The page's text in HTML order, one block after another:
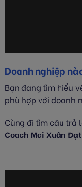
Doanh nghiệp
Bạn đang tìm hiểu
phù hợp với doanh
Cùng đi tìm câu trả
Coach Mai Xuân Đạt